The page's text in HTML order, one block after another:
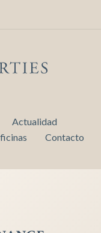
Actualidad
Contacto